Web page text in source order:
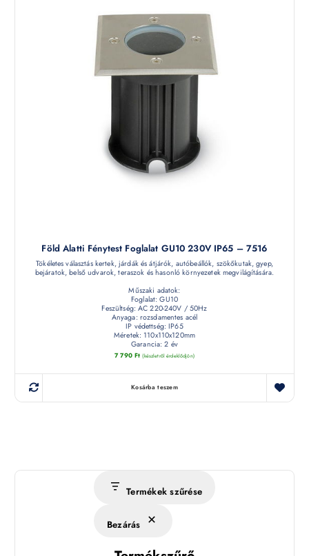
Föld Alatti Fénytest Foglalat GU10 230V IP65 – 7516
Tökéletes választás kertek, járdák és átjárók, autóbeállók, szökőkutak, gyep,
bejáratok, belső udvarok, teraszok és hasonló környezetek megvilágítására.
Műszaki adatok:
Foglalat: GU10
Feszültség: AC 220-240V / 50Hz
Anyaga: rozsdamentes acél
IP védettség: IP65
Méretek: 110x110x120mm
Garancia: 2 év
7 790 Ft (készletről érdeklődjön)
Kosárba teszem
Termékek szűrése
Bezárás